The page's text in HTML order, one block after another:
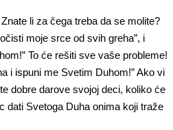
li za čega treba da se molite?
moje srce od svih greha”, i
To će rešiti sve vaše probleme!
i ispuni me Svetim Duhom!” Ako vi
dobre darove svojoj deci, koliko će
dati Svetoga Duha onima koji traže